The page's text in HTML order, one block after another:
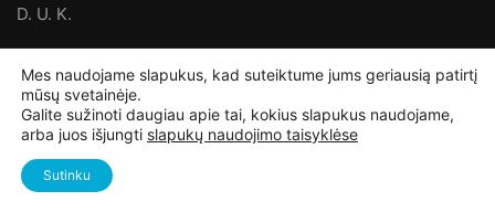
D. U. K.
©Ampertas.lt2025, Visos teisės saugomos
Mes naudojame slapukus, kad suteiktume jums geriausią patirtį
mūsų svetainėje.
Galite sužinoti daugiau apie tai, kokius slapukus naudojame,
arba juos išjungti slapukų naudojimo taisyklėse
Sutinku